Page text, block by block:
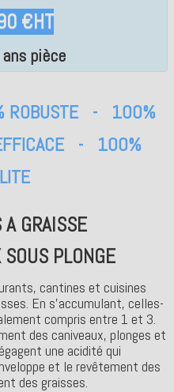
€HT
pièce
- 100%
- 100%
GRAISSE
PLONGE
cantines et cuisines
En s’accumulant, celles-
compris entre 1 et 3.
des caniveaux, plonges et
une acidité qui
et le revêtement des
des graisses.